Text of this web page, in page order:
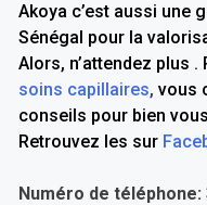
Akoya c’est aussi une
Sénégal pour la
Alors, n’attendez plus
soins capillaires, vous
conseils pour bien
Retrouvez les sur
Numéro de téléphone: